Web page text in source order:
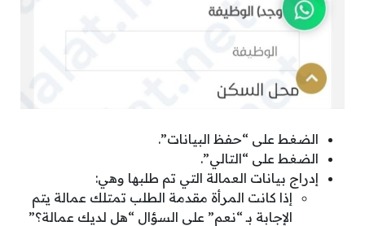
الضغط على “حفظ البيانات”.
الضغط على “التالي”.
إدراج بيانات العمالة التي تم طلبها وهي:
إذا كانت المرأة مقدمة الطلب تمتلك عمالة يتم
الإجابة بـ “نعم” على السؤال “هل لديك عمالة؟”